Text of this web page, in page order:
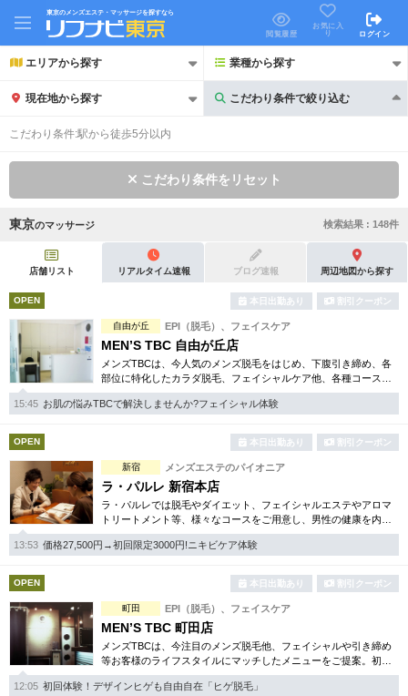
東京のメンズエステ・マッサージを探すなら
閲覧履歴
お気に入
り
ログイン
エリアから探す 業種から探す
現在地から探す こだわり条件で絞り込む
こだわり条件で絞り込む
初回割引あり リピーター割引あり
団体割引 ポイントカード有
キャッシュレス決済OK 領収証発行可
2名様歓迎 団体様歓迎
完全個室 半個室あり
ペアルームあり シャワー室完備
フットバスあり
専用駐車場あり 有資格者在籍
日本人スタッフのみ 女性スタッフのみ
スタッフ指名可 Ｗセラピスト
駅から徒歩5分以内
こだわり条件を変更
こだわり条件:駅から徒歩5分以内
こだわり条件をリセット
東京のマッサージ 検索結果 : 148件
店舗リスト リアルタイム速報 ブログ速報 周辺地図から探す
OPEN 本日出勤あり 割引クーポン
自由が丘 EPI（脱毛）、フェイスケア
MEN’S TBC 自由が丘店
メンズTBCは、今人気のメンズ脱毛をはじめ、下腹引き締め、各
部位に特化したカラダ脱毛、フェイシャルケア他、各種コースを
豊富にご用意。まず試したいという方用に、各種お得な体験コー
スも取り揃えております。
15:45 お肌の悩みTBCで解決しませんか?フェイシャル体験
OPEN 本日出勤あり 割引クーポン
新宿 メンズエステのパイオニア
ラ・パルレ 新宿本店
ラ・パルレでは脱毛やダイエット、フェイシャルエステやアロマ
トリートメント等、様々なコースをご用意し、男性の健康を内側
からサポート。初めての方でも安心のお得な体験コースも多数取
り揃えお待ちしております。
13:53 価格27,500円→初回限定3000円!ニキビケア体験
OPEN 本日出勤あり 割引クーポン
町田 EPI（脱毛）、フェイスケア
MEN’S TBC 町田店
メンズTBCは、今注目のメンズ脱毛他、フェイシャルや引き締め
等お客様のライフスタイルにマッチしたメニューをご提案。初め
ての方でも安心の各種お得な体験コースも取り揃えております。
自社開発の化粧品もあり。
12:05 初回体験！デザインヒゲも自由自在「ヒゲ脱毛」